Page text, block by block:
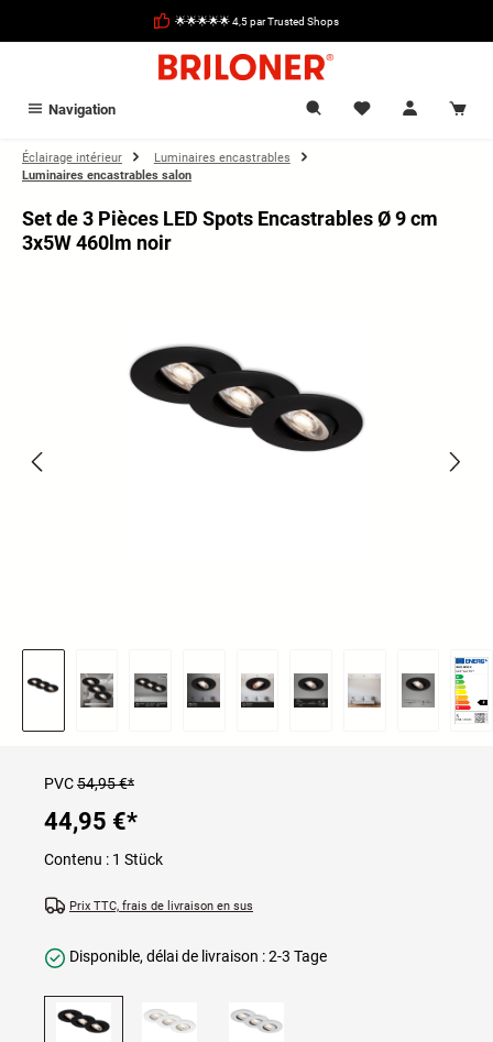
🌟🌟🌟🌟🌟 4,5 par Trusted Shops
Navigation
Éclairage intérieur
Luminaires encastrables
Luminaires encastrables salon
Set de 3 Pièces LED Spots Encastrables Ø 9 cm
3x5W 460lm noir
PVC54,95 €*
44,95 €*
Contenu : 1 Stück
Prix TTC, frais de livraison en sus
Disponible, délai de livraison : 2-3 Tage